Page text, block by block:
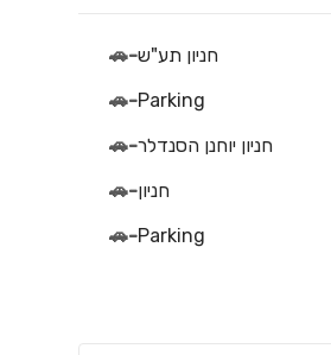
חניון תע"ש-
🚗
Parking
-
🚗
חניון יוחנן הסנדלר-
🚗
חניון-
🚗
Parking
-
🚗